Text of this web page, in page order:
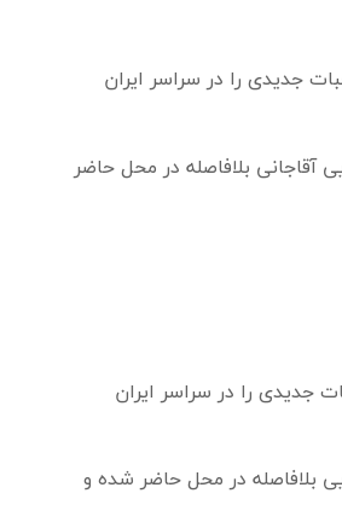
جدیدی را در سراسر ایران
آقاجانی بلافاصله در محل حاضر
جدیدی را در سراسر ایران
بلافاصله در محل حاضر شده و